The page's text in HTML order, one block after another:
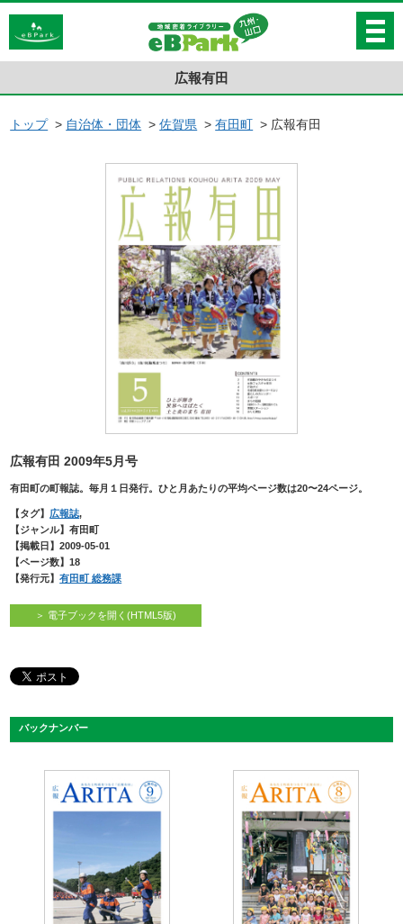
広報有田
トップ> 自治体・団体 >佐賀県 >有田町 > 広報有田
広報有田 2009年5月号
有田町の町報誌。毎月１日発行。ひと月あたりの平均ページ数は20〜24ページ。
【タグ】 広報誌,
【ジャンル】有田町
【掲載日】2009-05-01
【ページ数】18
【発行元】有田町 総務課
＞ 電子ブックを開く(HTML5版)
バックナンバー